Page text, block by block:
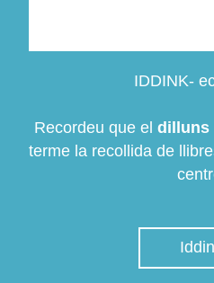
IDDINK-
Recordeu que el dilluns
terme la recollida de